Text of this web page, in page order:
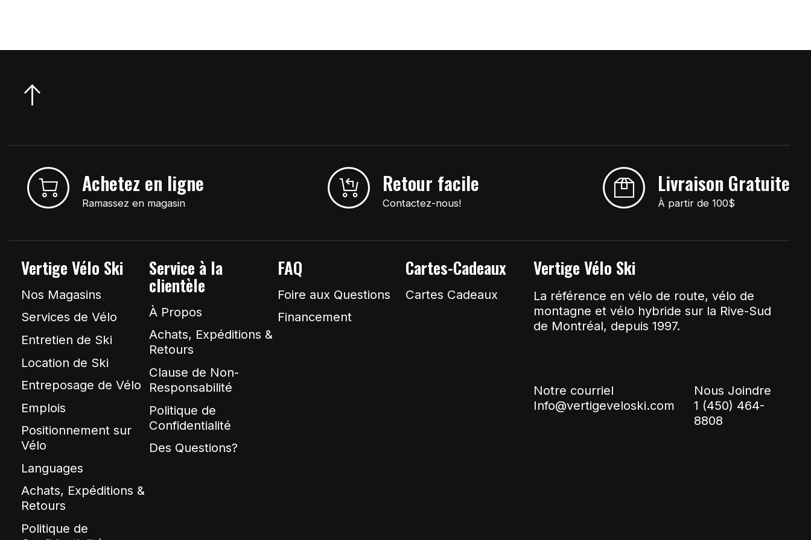
Achetez en ligne
Ramassez en magasin
Retour facile
Contactez-nous!
Livraison Gratuite
À partir de 100$
Vertige Vélo Ski
Nos Magasins
Services de Vélo
Entretien de Ski
Location de Ski
Entreposage de Vélo
Emplois
Positionnement sur
Vélo
Languages
Achats, Expéditions &
Retours
Politique de
Service à la
clientèle
À Propos
Achats, Expéditions &
Retours
Clause de Non-
Responsabilité
Politique de
Confidentialité
Des Questions?
FAQ
Foire aux Questions
Financement
Cartes-Cadeaux
Cartes Cadeaux
Vertige Vélo Ski
La référence en vélo de route, vélo de
montagne et vélo hybride sur la Rive-Sud
de Montréal, depuis 1997.
Notre courriel
Info@vertigeveloski.com
Nous Joindre
1 (450) 464-
8808